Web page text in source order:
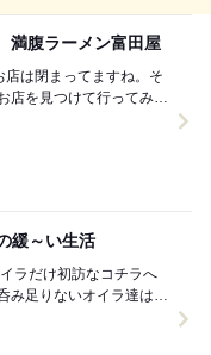
腹ラーメン富田屋
は閉まってますね。そ
店を見つけて行ってみま
緩～い生活